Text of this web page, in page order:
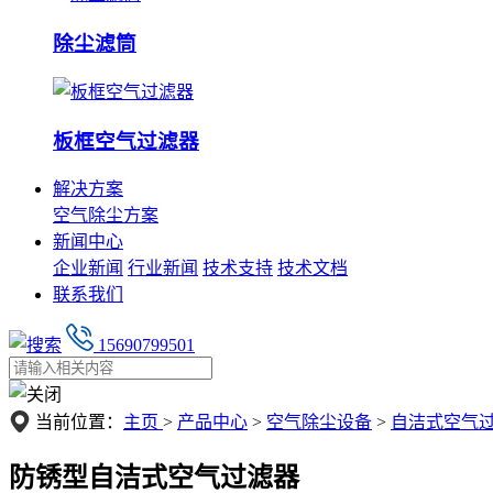
除尘滤筒
板框空气过滤器
解决方案
空气除尘方案
新闻中心
企业新闻 行业新闻 技术支持 技术文档
联系我们
15690799501
当前位置： 主页 > 产品中心 > 空气除尘设备 > 自洁式空气
防锈型自洁式空气过滤器